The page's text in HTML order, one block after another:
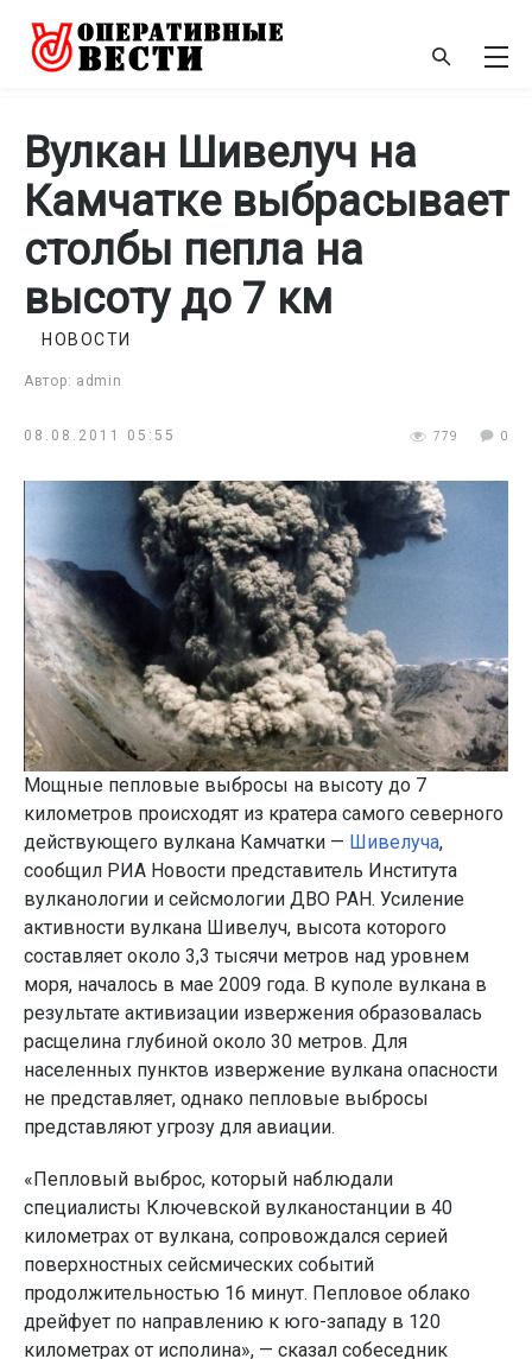
Вулкан Шивелуч на
Камчатке выбрасывает
столбы пепла на
высоту до 7 км
Автор: admin
НОВОСТИ
08.08.2011 05:55 779 0
Мощные пепловые выбросы на высоту до 7
километров происходят из кратера самого северного
действующего вулкана Камчатки — Шивелуча,
сообщил РИА Новости представитель Института
вулканологии и сейсмологии ДВО РАН. Усиление
активности вулкана Шивелуч, высота которого
составляет около 3,3 тысячи метров над уровнем
моря, началось в мае 2009 года. В куполе вулкана в
результате активизации извержения образовалась
расщелина глубиной около 30 метров. Для
населенных пунктов извержение вулкана опасности
не представляет, однако пепловые выбросы
представляют угрозу для авиации.
«Пепловый выброс, который наблюдали
специалисты Ключевской вулканостанции в 40
километрах от вулкана, сопровождался серией
поверхностных сейсмических событий
продолжительностью 16 минут. Пепловое облако
дрейфует по направлению к юго-западу в 120
километрах от исполина», — сказал собеседник